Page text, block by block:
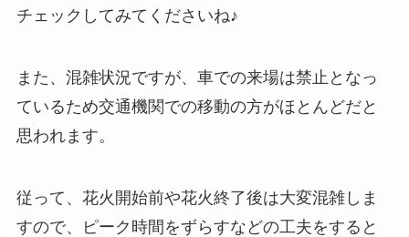
チェックしてみてくださいね♪
また、混雑状況ですが、車での来場は禁止となっ
ているため交通機関での移動の方がほとんどだと
思われます。
従って、花火開始前や花火終了後は大変混雑しま
すので、ピーク時間をずらすなどの工夫をすると